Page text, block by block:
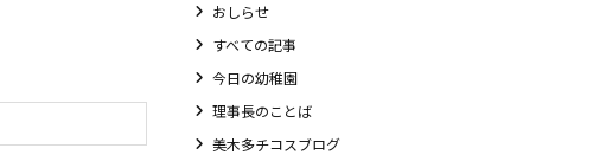
おしらせ
すべての記事
今日の幼稚園
理事長のことば
美木多チコスブログ